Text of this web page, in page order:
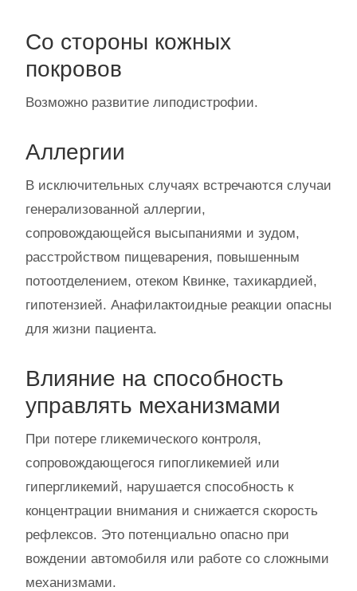
Со стороны кожных
покровов
Возможно развитие липодистрофии.
Аллергии
В исключительных случаях встречаются случаи
генерализованной аллергии,
сопровождающейся высыпаниями и зудом,
расстройством пищеварения, повышенным
потоотделением, отеком Квинке, тахикардией,
гипотензией. Анафилактоидные реакции опасны
для жизни пациента.
Влияние на способность
управлять механизмами
При потере гликемического контроля,
сопровождающегося гипогликемией или
гипергликемий, нарушается способность к
концентрации внимания и снижается скорость
рефлексов. Это потенциально опасно при
вождении автомобиля или работе со сложными
механизмами.